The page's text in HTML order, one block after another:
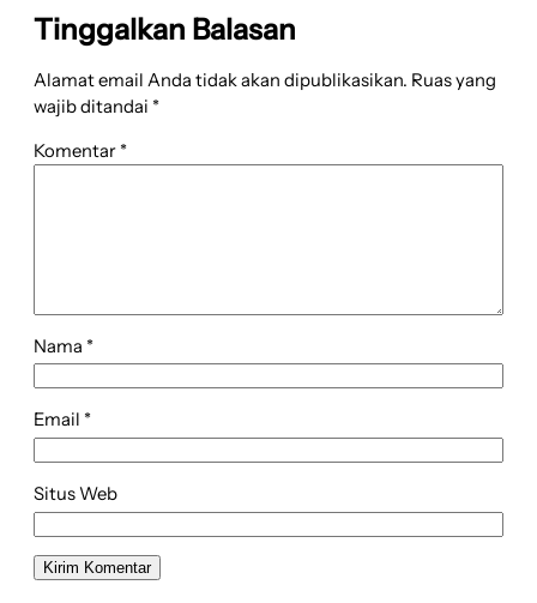
Tinggalkan Balasan
Alamat email Anda tidak akan dipublikasikan. Ruas yang
wajib ditandai *
Komentar *
Nama *
Email *
Situs Web